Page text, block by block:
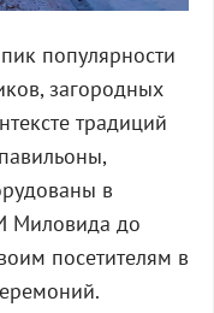
популярности
загородных
традиций
в
Миловида до
посетителям в